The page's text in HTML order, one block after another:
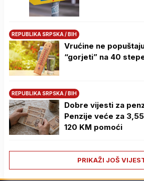
REPUBLIKA SRPSKA / BIH
Vrućine ne
“gorjeti” na 40
REPUBLIKA SRPSKA / BIH
Dobre vijesti za
Penzije veće za
120 KM pomoći
PRIKAŽI JOŠ